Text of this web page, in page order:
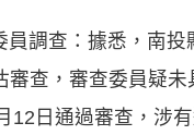
調查：據悉，南
審查，審查委員疑
12日通過審查，涉